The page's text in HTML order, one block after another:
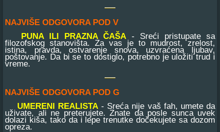
NAJVIŠE ODGOVORA POD V
PUNA ILI PRAZNA ČAŠA - Sreći pristupate sa
filozofskog stanovišta. Za vas je to mudrost, zrelost,
istina, pravda, ostvarenje snova, uzvraćena ljubav,
poštovanje. Da bi se to dostiglo, potrebno je uložiti trud i
vreme.
NAJVIŠE ODGOVORA POD G
UMERENI REALISTA- Sreća nije vaš fah, umete da
uživate, ali ne preterujete. Znate da posle sunca uvek
dolazi kiša, tako da i lepe trenutke dočekujete sa dozom
opreza.